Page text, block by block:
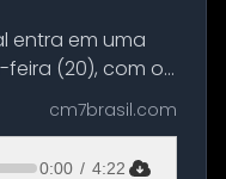
entra em uma
(20), com o
convenções
e
cm7brasil.com
0:00 / 4:22